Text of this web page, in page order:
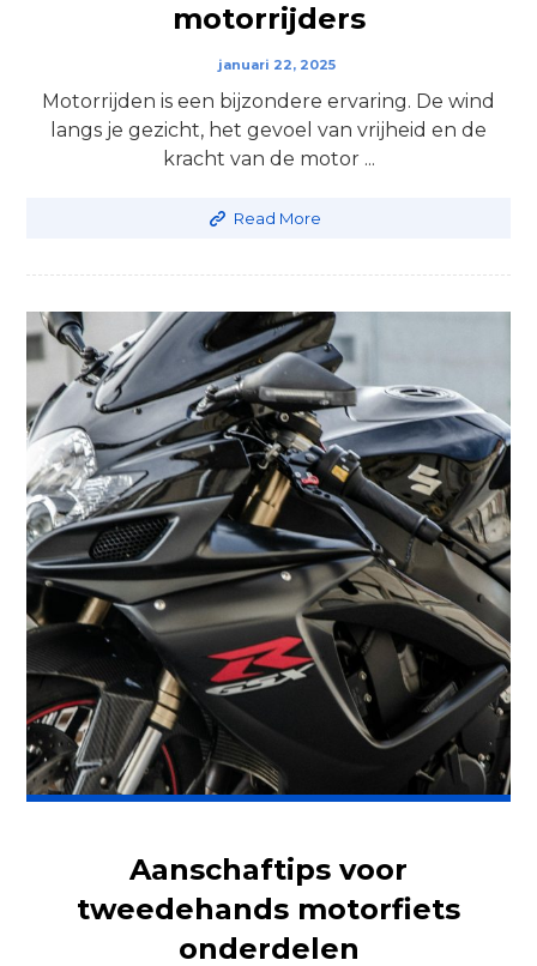
motorrijders
januari 22, 2025
Motorrijden is een bijzondere ervaring. De wind
langs je gezicht, het gevoel van vrijheid en de
kracht van de motor ...
Read More
Aanschaftips voor
tweedehands motorfiets
onderdelen